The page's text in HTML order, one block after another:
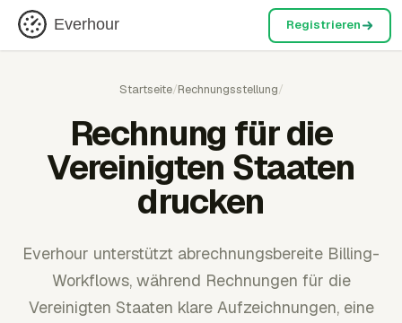
Everhour Registrieren
Startseite/Rechnungsstellung/
Rechnung für die
Vereinigten Staaten
drucken
Everhour unterstützt abrechnungsbereite Billing-
Workflows, während Rechnungen für die
Vereinigten Staaten klare Aufzeichnungen, eine